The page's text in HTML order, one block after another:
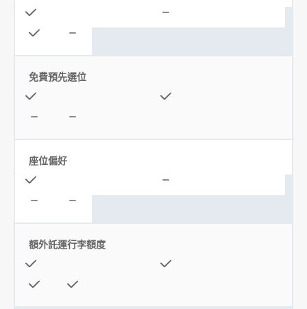
免費預先選位
座位偏好
額外託運行李額度